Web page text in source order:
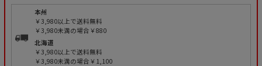
本州
￥3,980以上で送料無料
￥3,980未満の場合￥880
北海道
￥3,980以上で送料無料
￥3,980未満の場合￥1,100